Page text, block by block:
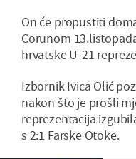
On će propustiti
Corunom
hrvatske U-21
Izbornik Ivica Olić
nakon što je prošli
reprezentacija
s 2:1 Farske Otoke.